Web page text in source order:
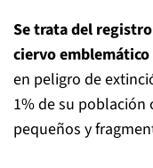
Se trata del
ciervo emblemático
en peligro de
1% de su
pequeños y